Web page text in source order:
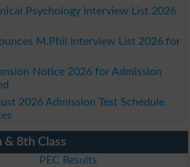
Psychology Interview List 2026
M.Phil Interview List 2026 for
Notice 2026 for Admission
2026 Admission Test Schedule
& 8th Class
PEC Results